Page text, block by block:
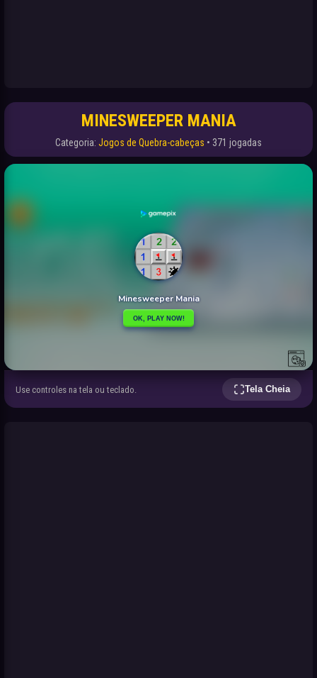
MINESWEEPER MANIA
Categoria: Jogos de Quebra-cabeças • 371 jogadas
Use controles na tela ou teclado. Tela Cheia